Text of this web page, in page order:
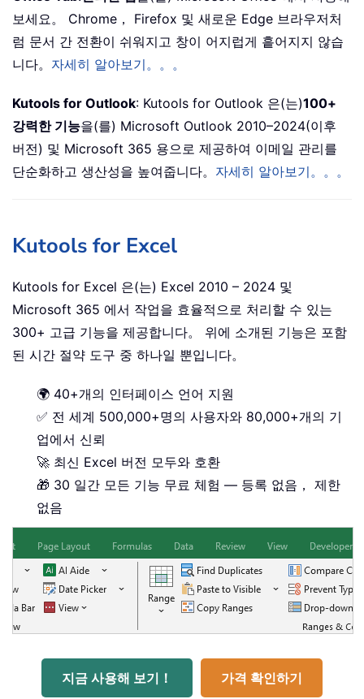
보세요。 Chrome， Firefox 및 새로운 Edge 브라우저처
럼 문서 간 전환이 쉬워지고 창이 어지럽게 흩어지지 않습
니다。 자세히 알아보기。。。
Kutools for Outlook: Kutools for Outlook 은(는)100+
강력한 기능을(를) Microsoft Outlook 2010–2024(이후
버전) 및 Microsoft 365 용으로 제공하여 이메일 관리를
단순화하고 생산성을 높여줍니다。 자세히 알아보기。。。
Kutools for Excel
Kutools for Excel 은(는) Excel 2010 – 2024 및
Microsoft 365 에서 작업을 효율적으로 처리할 수 있는
300+ 고급 기능을 제공합니다。 위에 소개된 기능은 포함
된 시간 절약 도구 중 하나일 뿐입니다。
🌍 40+개의 인터페이스 언어 지원
✅ 전 세계 500,000+명의 사용자와 80,000+개의 기
업에서 신뢰
🚀 최신 Excel 버전 모두와 호환
🎁 30 일간 모든 기능 무료 체험 — 등록 없음， 제한
없음
지금 사용해 보기！ 가격 확인하기